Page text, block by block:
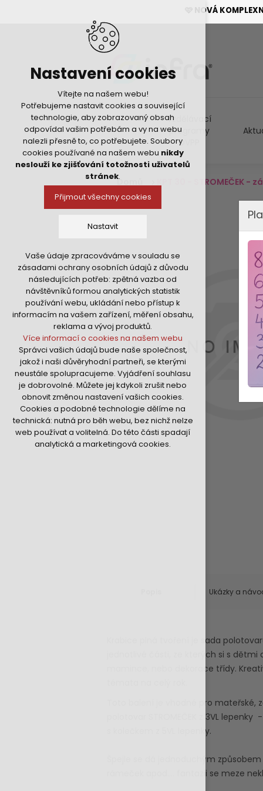
🩷 NOVÁ
Nastavení cookies
Vítejte na našem webu!
Potřebujeme nastavit cookies a související
technologie, aby zobrazovaný obsah
odpovídal vašim potřebám a vy na webu
nalezli přesně to, co potřebujete. Soubory
cookies používané na našem webu nikdy
neslouží ke zjišťování totožnosti uživatelů
stránek.
Přijmout všechny cookies
Nastavit
Technická cookies
nutná pro provozování webu
udržení kontextu stránek (session):
případná přihlášení, volby jazyka, apod.
Volitelná cookies
analytická pro anonymizované
vyhodnocení návštěvnosti
marketingová cookies (Google,Hotjar,Sklik)
Více informací o cookies na našem webu
Přijmout všechny cookies
Odmítnout vše
Vaše údaje zpracováváme v souladu se
zásadami ochrany osobních údajů z důvodu
následujících potřeb: zpětná vazba od
návštěvníků formou analytických statistik
používání webu, ukládání nebo přístup k
informacím na vašem zařízení, měření obsahu,
reklama a vývoj produktů.
Více informací o cookies na našem webu
Správci vašich údajů bude naše společnost,
jakož i naši důvěryhodní partneři, se kterými
neustále spolupracujeme. Vyjádření souhlasu
je dobrovolné. Můžete jej kdykoli zrušit nebo
obnovit změnou nastavení vašich cookies.
Cookies a podobné technologie dělíme na
technická: nutná pro běh webu, bez nichž nelze
web používat a volitelná. Do této části spadají
analytická a marketingová cookies.
Vzdělávací
programy
DVPP
Domů KPT 30 - STROMEČEK -
Ukázky a
Krabice plná tvoření je sada
jednotlivé části, ze kterých si s
mamince, nebo dekorace třídy.
Toto balení je vhodné pro mateřské,
polotovar STROMEČEK z 3VL
s kolečkem z 5VL lepenky.
Špejle se dá jednoduchým
rámeček apod…. fantazii se meze